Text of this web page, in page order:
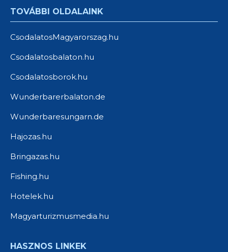
TOVÁBBI OLDALAINK
CsodalatosMagyarorszag.hu
Csodalatosbalaton.hu
Csodalatosborok.hu
Wunderbarerbalaton.de
Wunderbaresungarn.de
Hajozas.hu
Bringazas.hu
Fishing.hu
Hotelek.hu
Magyarturizmusmedia.hu
HASZNOS LINKEK